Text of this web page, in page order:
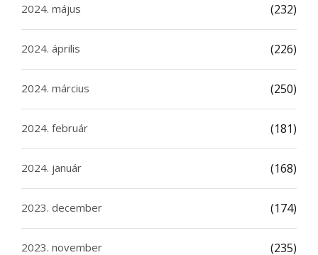
2024. május (232)
2024. április (226)
2024. március (250)
2024. február (181)
2024. január (168)
2023. december (174)
2023. november (235)